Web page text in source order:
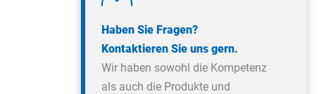
Haben Sie Fragen?
Kontaktieren Sie uns gern.
Wir haben sowohl die Kompetenz
als auch die Produkte und